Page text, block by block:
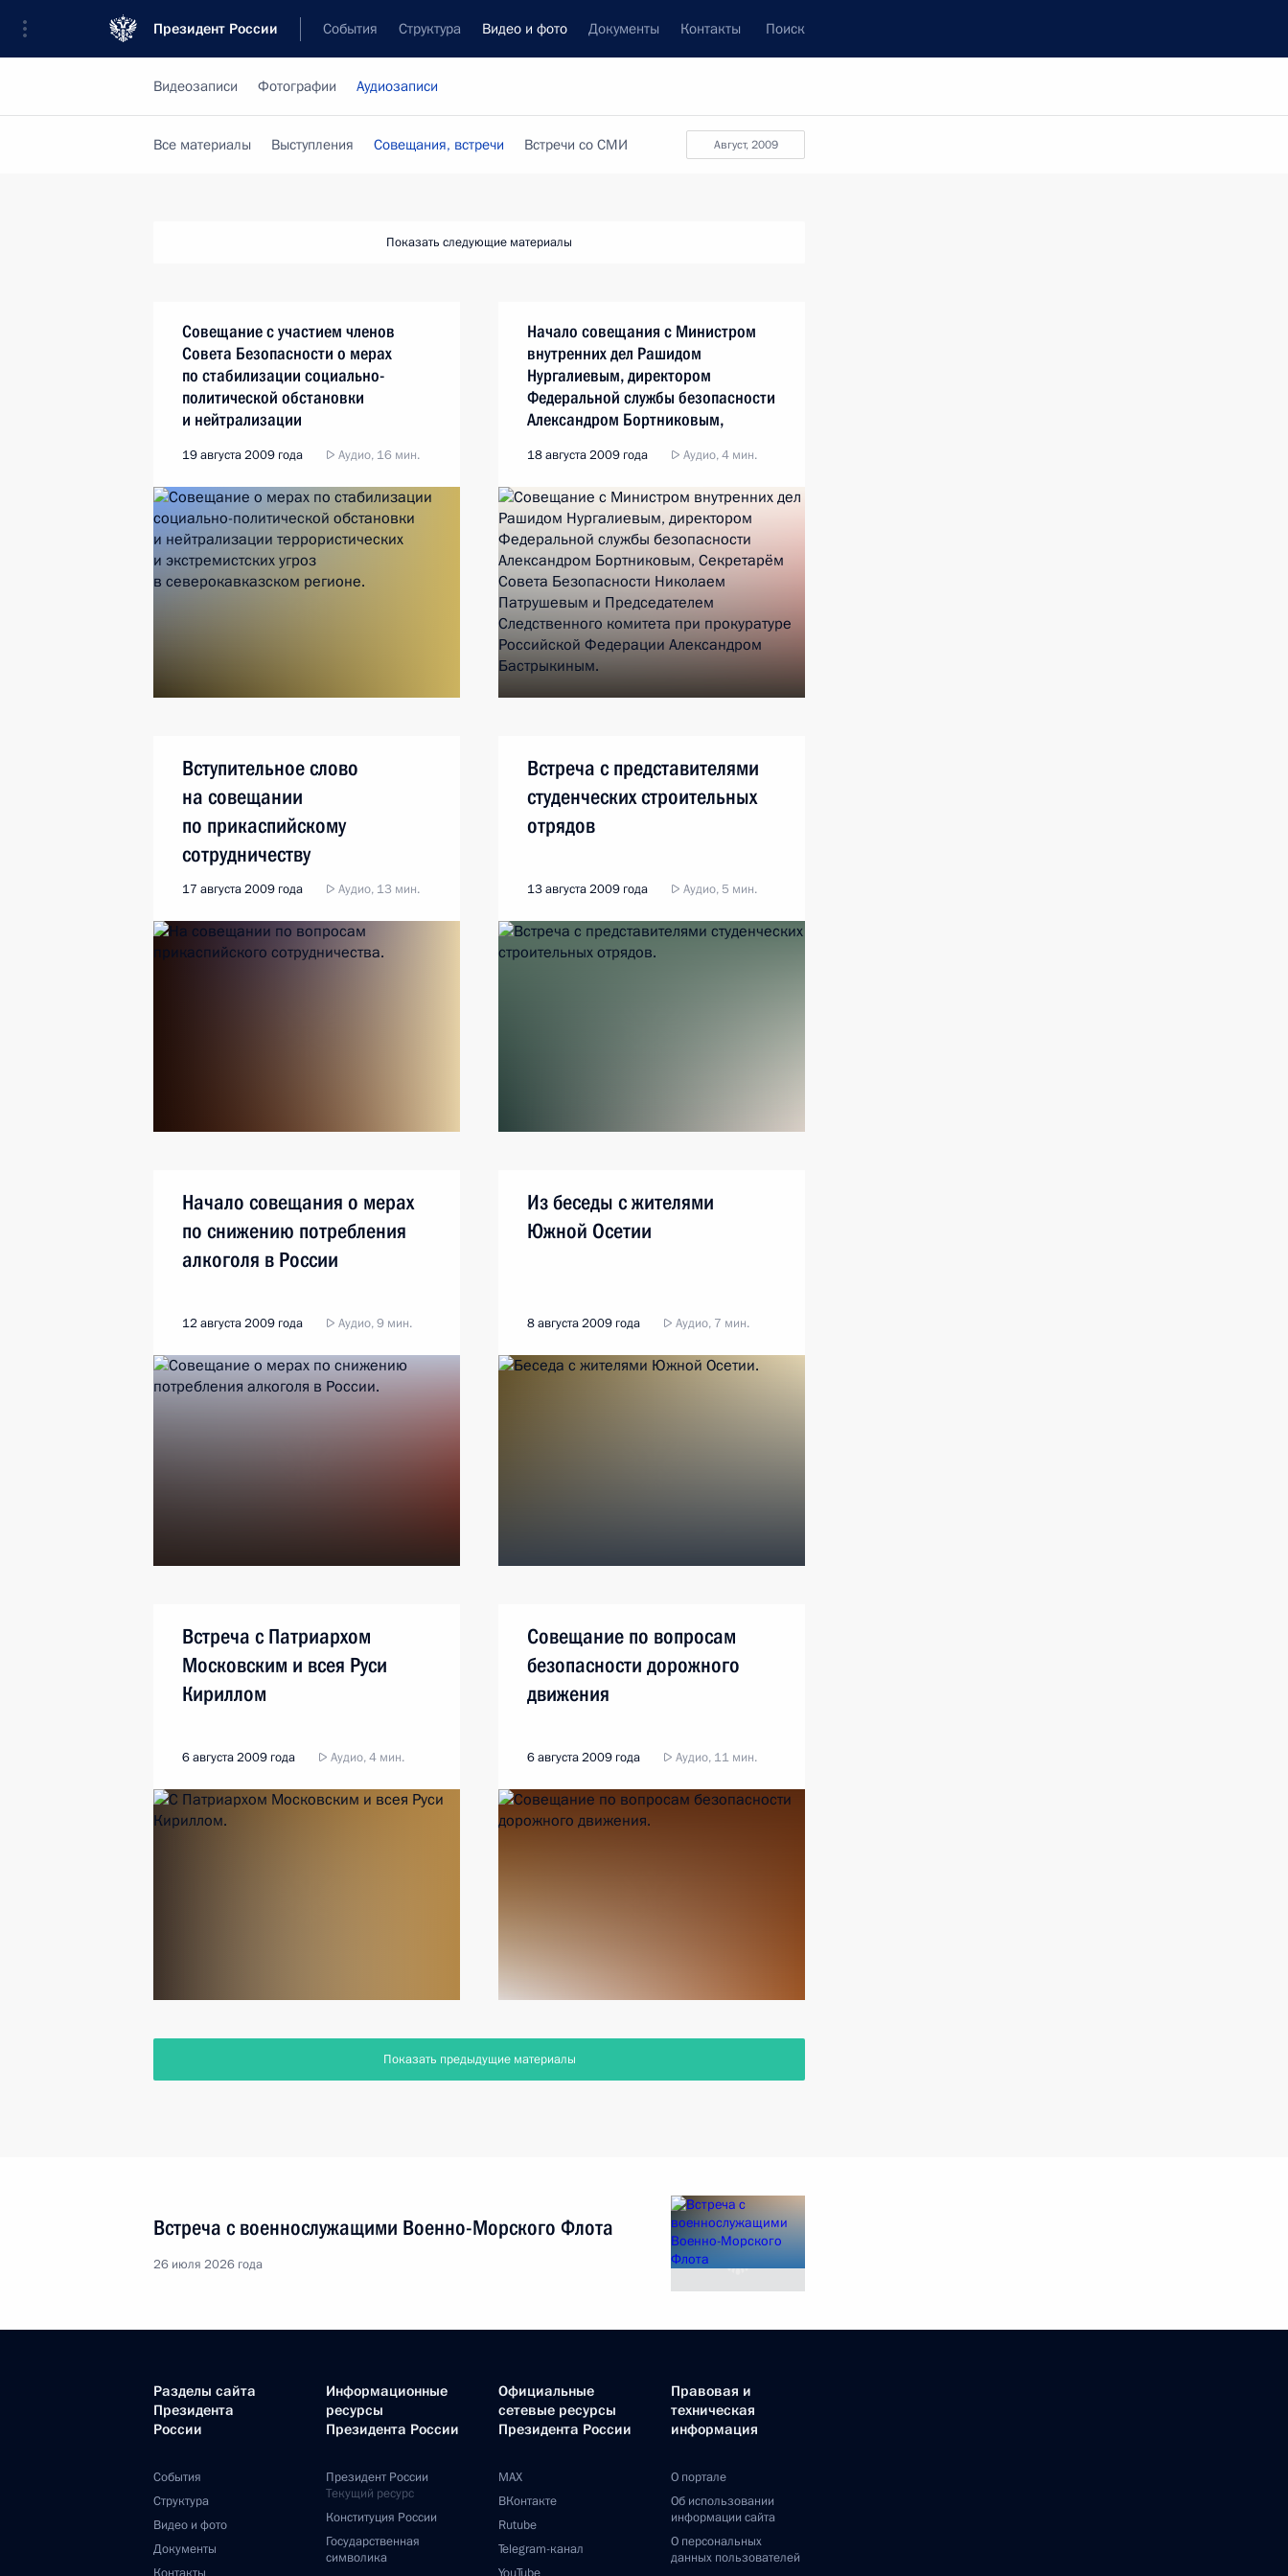
Президент России События Структура Видео и фото Документы Контакты Поиск
Видеозаписи Фотографии Аудиозаписи
август, 2009
Все материалы Выступления Совещания, встречи Встречи со СМИ
Показать следующие материалы
Совещание с участием членов
Совета Безопасности о мерах
по стабилизации социально-
политической обстановки
и нейтрализации
и экстремистских угроз в Северо-
Кавказском регионе
19 августа 2009 года Аудио, 16 мин.
Начало совещания с Министром
внутренних дел Рашидом
Нургалиевым, директором
Федеральной службы безопасности
Александром Бортниковым,
Николаем Патрушевым
комитета при прокуратуре
Российской Федерации
Александром Бастрыкиным
18 августа 2009 года Аудио, 4 мин.
Вступительное слово
на совещании
по прикаспийскому
сотрудничеству
17 августа 2009 года Аудио, 13 мин.
Встреча с представителями
студенческих строительных
отрядов
13 августа 2009 года Аудио, 5 мин.
Начало совещания о мерах
по снижению потребления
алкоголя в России
12 августа 2009 года Аудио, 9 мин.
Из беседы с жителями
Южной Осетии
8 августа 2009 года Аудио, 7 мин.
Встреча с Патриархом
Московским и всея Руси
Кириллом
6 августа 2009 года Аудио, 4 мин.
Совещание по вопросам
безопасности дорожного
движения
6 августа 2009 года Аудио, 11 мин.
Показать предыдущие материалы
Встреча с военнослужащими Военно-Морского Флота
26 июля 2026 года
Разделы сайта
Президента
России
События
Структура
Видео и фото
Документы
Информационные
ресурсы
Президента России
Президент России
Текущий ресурс
Конституция России
Государственная
символика
Официальные
сетевые ресурсы
Президента России
MAX
ВКонтакте
Rutube
Telegram-канал
Правовая и
техническая
информация
О портале
Об использовании
информации сайта
О персональных
данных пользователей